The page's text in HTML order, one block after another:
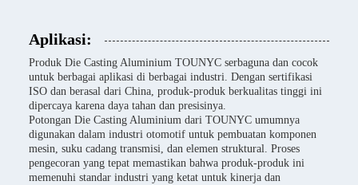
Aplikasi:
Produk Die Casting Aluminium TOUNYC serbaguna dan cocok
untuk berbagai aplikasi di berbagai industri. Dengan sertifikasi
ISO dan berasal dari China, produk-produk berkualitas tinggi ini
dipercaya karena daya tahan dan presisinya.
Potongan Die Casting Aluminium dari TOUNYC umumnya
digunakan dalam industri otomotif untuk pembuatan komponen
mesin, suku cadang transmisi, dan elemen struktural. Proses
pengecoran yang tepat memastikan bahwa produk-produk ini
memenuhi standar industri yang ketat untuk kinerja dan